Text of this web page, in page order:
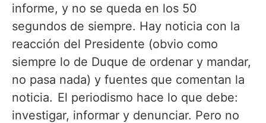
informe, y no se queda en los 50
segundos de siempre. Hay noticia con la
reacción del Presidente (obvio como
siempre lo de Duque de ordenar y mandar,
no pasa nada) y fuentes que comentan la
noticia. El periodismo hace lo que debe:
investigar, informar y denunciar. Pero no